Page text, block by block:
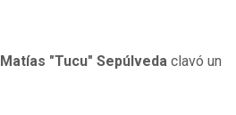
"Tucu" Sepúlveda clavó un